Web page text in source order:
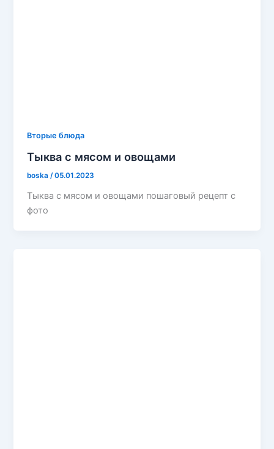
Вторые блюда
Тыква с мясом и овощами
boska /05.01.2023
Тыква с мясом и овощами пошаговый рецепт с
фото